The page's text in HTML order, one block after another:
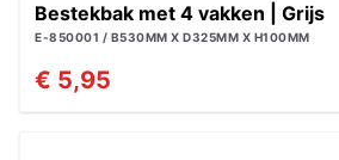
Bestekbak met 4 vakken | Grijs
E-850001 / B530MM X D325MM X H100MM
€ 5,95